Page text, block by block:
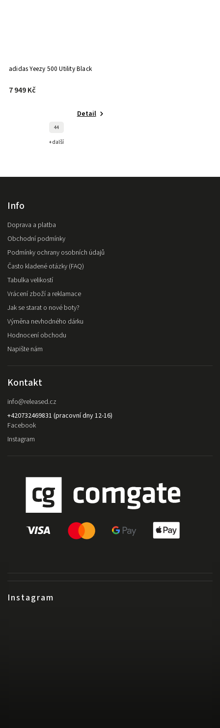
adidas Yeezy 500 Utility Black
7 949 Kč
Detail
44
+ další
Instagram
Info
Doprava a platba
Obchodní podmínky
Podmínky ochrany osobních údajů
Často kladené otázky (FAQ)
Tabulka velikostí
Vrácení zboží a reklamace
Jak se starat o nové boty?
Výměna nevhodného dárku
Hodnocení obchodu
Napište nám
Kontakt
info@released.cz
+420732469831 (pracovní dny 12-16)
Facebook
Instagram